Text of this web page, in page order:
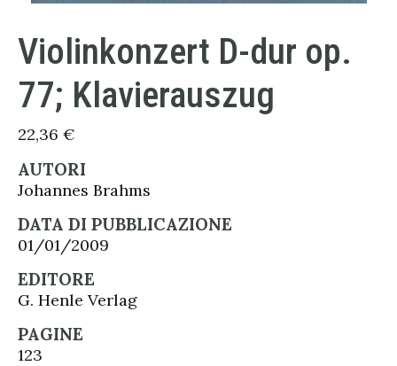
Violinkonzert D-dur op.
77; Klavierauszug
22,36 €
AUTORI
Johannes Brahms
DATA DI PUBBLICAZIONE
01/01/2009
EDITORE
G. Henle Verlag
PAGINE
123